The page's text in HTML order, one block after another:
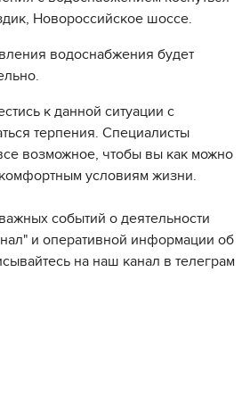
Новороссийское шоссе.
водоснабжения будет
к данной ситуации с
терпения. Специалисты
возможное, чтобы вы как можно
условиям жизни.
событий о деятельности
и оперативной информации об
на наш канал в телеграм